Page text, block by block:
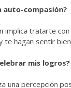
auto-compasión?
implica tratarte
te hagan sentir
mis logros?
una percepción